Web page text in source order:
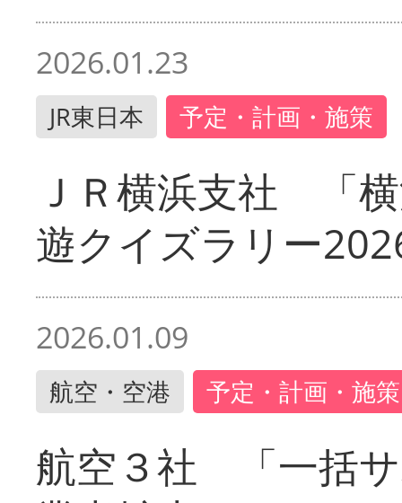
2026.01.23
JR東日本 予定・計画・施策
ＪＲ横浜支社 「
遊クイズラリー
2026.01.09
航空・空港 予定・計画・施策
航空３社 「一括